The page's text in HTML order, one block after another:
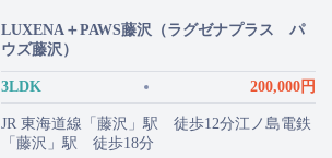
LUXENA＋PAWS藤沢（ラグゼナプラス パ
ウズ藤沢）
3LDK 200,000円
JR 東海道線「藤沢」駅 徒歩12分江ノ島電鉄
「藤沢」駅 徒歩18分